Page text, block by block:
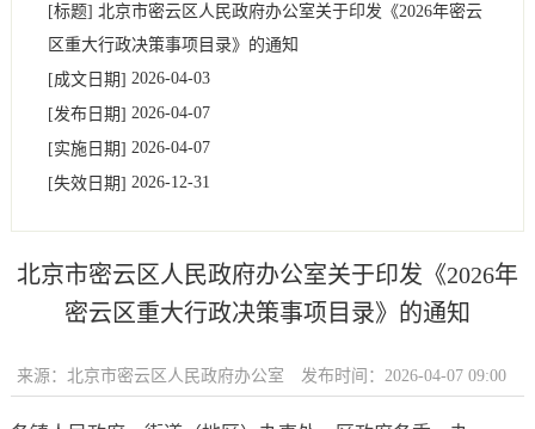
[标题] 北京市密云区人民政府办公室关于印发《2026年密云
区重大行政决策事项目录》的通知
[成文日期] 2026-04-03
[发布日期] 2026-04-07
[实施日期] 2026-04-07
[失效日期] 2026-12-31
北京市密云区人民政府办公室关于印发《2026年
密云区重大行政决策事项目录》的通知
来源：北京市密云区人民政府办公室 发布时间：2026-04-07 09:00